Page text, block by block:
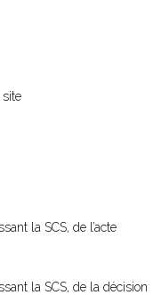
la SCS, de l’acte
la SCS, de la décision